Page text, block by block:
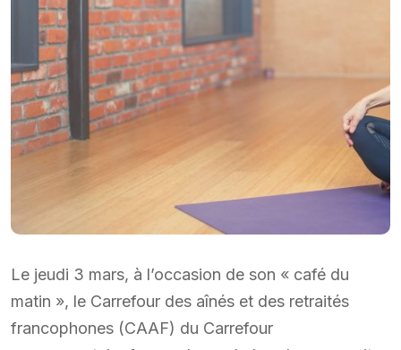
Le jeudi 3 mars, à l’occasion de son « café du
matin », le Carrefour des aînés et des retraités
francophones (CAAF) du Carrefour